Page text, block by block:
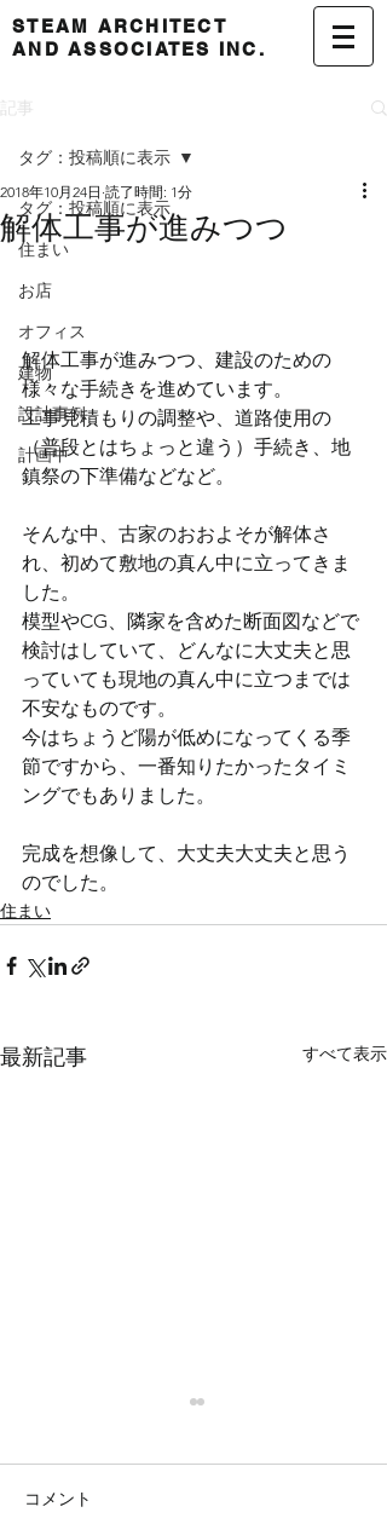
STEAM ARCHITECT
AND ASSOCIATES INC.
記事
タグ：投稿順に表示
住まい
お店
オフィス
建物
設計事例
計画中
タグ：投稿順に表示
解体工事が進みつつ
2018年10月24日 読了時間: 1分
解体工事が進みつつ、建設のための
様々な手続きを進めています。
工事見積もりの調整や、道路使用の
（普段とはちょっと違う）手続き、地
鎮祭の下準備などなど。
そんな中、古家のおおよそが解体さ
れ、初めて敷地の真ん中に立ってきま
した。
模型やCG、隣家を含めた断面図などで
検討はしていて、どんなに大丈夫と思
っていても現地の真ん中に立つまでは
不安なものです。
今はちょうど陽が低めになってくる季
節ですから、一番知りたかったタイミ
ングでもありました。
完成を想像して、大丈夫大丈夫と思う
のでした。
住まい
最新記事 すべて表示
コメント